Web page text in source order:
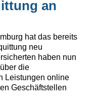
an
hat das bereits
neu
haben nun
die
Leistungen online
Geschäftstellen